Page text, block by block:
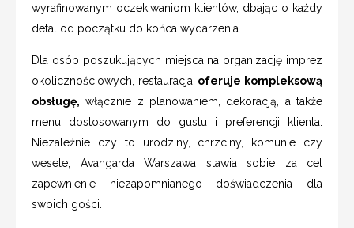
wyrafinowanym oczekiwaniom klientów, dbając o każdy
detal od początku do końca wydarzenia.
Dla osób poszukujących miejsca na organizację imprez
okolicznościowych, restauracja oferuje kompleksową
obsługę, włącznie z planowaniem, dekoracją, a także
menu dostosowanym do gustu i preferencji klienta.
Niezależnie czy to urodziny, chrzciny, komunie czy
wesele, Avangarda Warszawa stawia sobie za cel
zapewnienie niezapomnianego doświadczenia dla
swoich gości.